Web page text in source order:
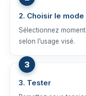
2. Choisir le mode
Sélectionnez
selon l’usage visé.
3. Tester